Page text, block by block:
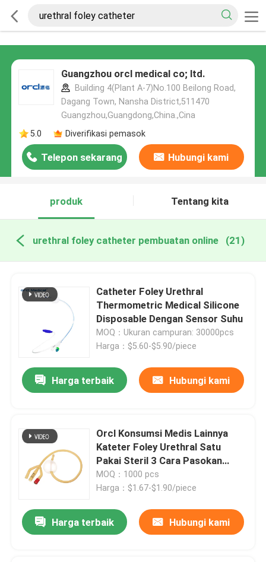
Guangzhou orcl medical co; ltd.
Building 4(Plant A-7)No.100 Beilong Road,
Dagang Town, Nansha District,511470
Guangzhou,Guangdong,China.,Cina
5.0
Diverifikasi pemasok
Telepon sekarang Hubungi kami
produk Tentang kita
urethral foley catheter pembuatan online (21)
Catheter Foley Urethral
Thermometric Medical Silicone
Disposable Dengan Sensor Suhu
MOQ：Ukuran campuran: 30000pcs
Harga：$5.60-$5.90/piece
Harga terbaik Hubungi kami
Orcl Konsumsi Medis Lainnya
Kateter Foley Urethral Satu
Pakai Steril 3 Cara Pasokan
Kateter Urin
MOQ：1000 pcs
Harga：$1.67-$1.90/piece
Harga terbaik Hubungi kami